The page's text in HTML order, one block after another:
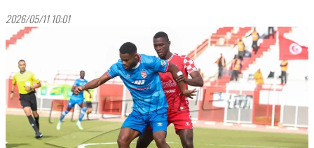
2026/05/11 10:01